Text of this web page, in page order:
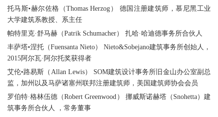
托马斯•赫尔佐格（Thomas Herzog） 德国注册建筑师，慕尼黑工业
大学建筑系教授、系主任
帕特里克·舒马赫（Patrik Schumacher） 扎哈·哈迪德事务所合伙人
丰萨塔•涅托（Fuensanta Nieto） Nieto&Sobejano建筑事务所创始人，
2015阿尔瓦·阿尔托奖获得者
艾伦•路易斯（Allan Lewis） SOM建筑设计事务所旧金山办公室副总
监，加州以及马萨诸塞州联邦注册建筑师，美国建筑师协会会员
罗伯特·格林伍德（Robert Greenwood） 挪威斯诺赫塔（Snohetta）建
筑事务所合伙人 ，常务董事